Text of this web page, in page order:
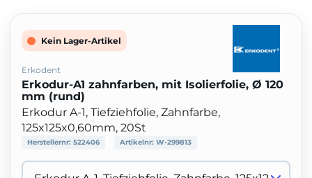
Kein Lager-Artikel
Erkodent
Erkodur-A1 zahnfarben, mit Isolierfolie, Ø 120
mm (rund)
Erkodur A-1, Tiefziehfolie, Zahnfarbe,
125x125x0,60mm, 20St
Herstellernr: 522406 Artikelnr: W-299813